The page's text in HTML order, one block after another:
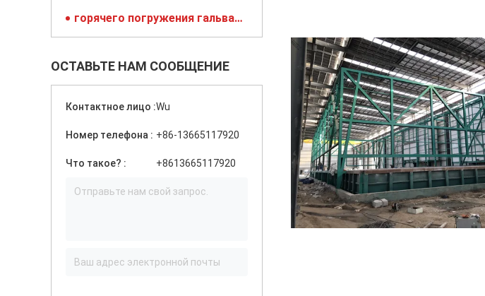
горячего погружения гальванизировать оборудование
ОСТАВЬТЕ НАМ СООБЩЕНИЕ
Контактное лицо :Wu
Номер телефона : +86-13665117920
Что такое? : +8613665117920